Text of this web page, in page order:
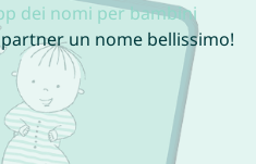
dei nomi per bambini
un nome bellissimo!